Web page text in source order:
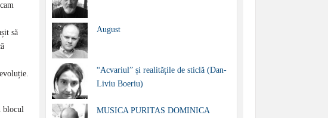
să
blocul
August
“Acvariul” și realitățile de sticlă (Dan-
Liviu Boeriu)
MUSICA PURITAS DOMINICA